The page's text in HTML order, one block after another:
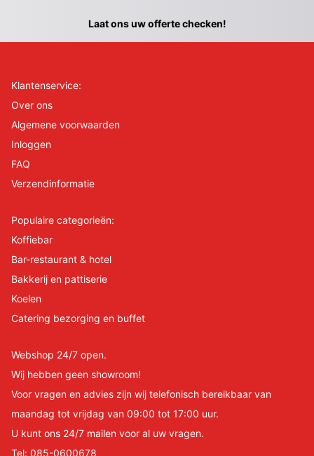
Laat ons uw offerte checken!
Klantenservice:
Over ons
Algemene voorwaarden
Inloggen
FAQ
Verzendinformatie
Populaire categorieën:
Koffiebar
Bar-restaurant & hotel
Bakkerij en pattiserie
Koelen
Catering bezorging en buffet
Webshop 24/7 open.
Wij hebben geen showroom!
Voor vragen en advies zijn wij telefonisch bereikbaar van
maandag tot vrijdag van 09:00 tot 17:00 uur.
U kunt ons 24/7 mailen voor al uw vragen.
Tel: 085-0600678